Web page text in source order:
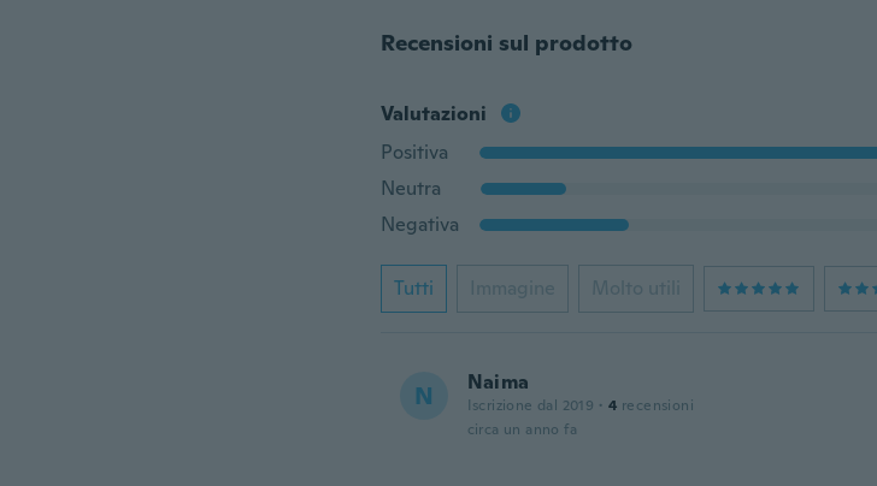
Recensioni sul prodotto
Valutazioni
Positiva
Neutra
Negativa
Tutti Immagine Molto utili
N Naima
Iscrizione dal 2019 · 4 recensioni
circa un anno fa